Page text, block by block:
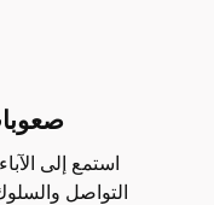
استمع إلى
التواصل